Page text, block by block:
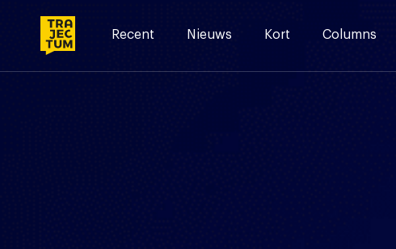
Recent Nieuws Kort Columns